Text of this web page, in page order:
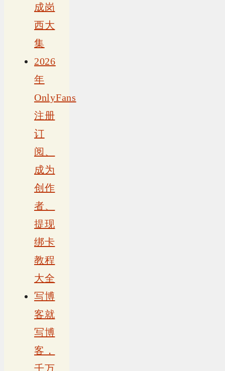
成岗
西大
集
2026
年
OnlyFans
注册
订
阅、
成为
创作
者、
提现
绑卡
教程
大全
写博
客就
写博
客，
千万